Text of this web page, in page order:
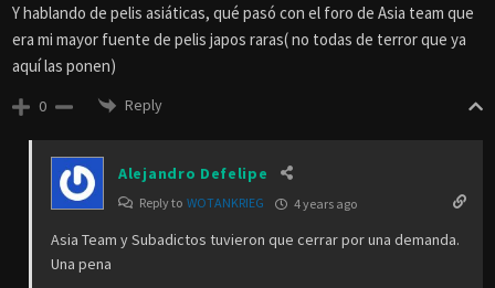
Y hablando de pelis asiáticas, qué pasó con el foro de Asia team que
era mi mayor fuente de pelis japos raras( no todas de terror que ya
aquí las ponen)
0 Reply
Alejandro Defelipe
Reply to WOTANKRIEG 4 years ago
Asia Team y Subadictos tuvieron que cerrar por una demanda.
Una pena